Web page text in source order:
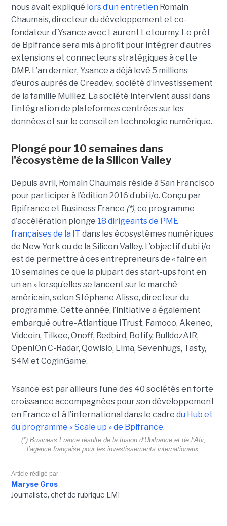
nous avait expliqué lors d’un entretien Romain
Chaumais, directeur du développement et co-
fondateur d’Ysance avec Laurent Letourmy. Le prêt
de Bpifrance sera mis à profit pour intégrer d’autres
extensions et connecteurs stratégiques à cette
DMP. L’an dernier, Ysance a déjà levé 5 millions
d’euros auprès de Creadev, société d’investissement
de la famille Mulliez. La société intervient aussi dans
l’intégration de plateformes centrées sur les
données et sur le conseil en technologie numérique.
Plongé pour 10 semaines dans
l'écosystème de la Silicon Valley
Depuis avril, Romain Chaumais réside à San Francisco
pour participer à l’édition 2016 d’ubi i/o. Conçu par
Bpifrance et Business France (*), ce programme
d’accélération plonge 18 dirigeants de PME
françaises de la IT dans les écosystèmes numériques
de New York ou de la Silicon Valley. L’objectif d’ubi i/o
est de permettre à ces entrepreneurs de « faire en
10 semaines ce que la plupart des start-ups font en
un an » lorsqu’elles se lancent sur le marché
américain, selon Stéphane Alisse, directeur du
programme. Cette année, l’initiative a également
embarqué outre-Atlantique ITrust, Famoco, Akeneo,
Vidcoin, Tilkee, Onoff, Redbird, Botify, BulldozAIR,
OpenIOn C-Radar, Qowisio, Lima, Sevenhugs, Tasty,
S4M et CoginGame.
Ysance est par ailleurs l’une des 40 sociétés en forte
croissance accompagnées pour son développement
en France et à l’international dans le cadre du Hub et
du programme « Scale up » de Bpifrance.
(*) Business France résulte de la fusion d’Ubifrance et de l’Afii,
l’agence française pour les investissements internationaux.
Article rédigé par
Maryse Gros
Journaliste, chef de rubrique LMI